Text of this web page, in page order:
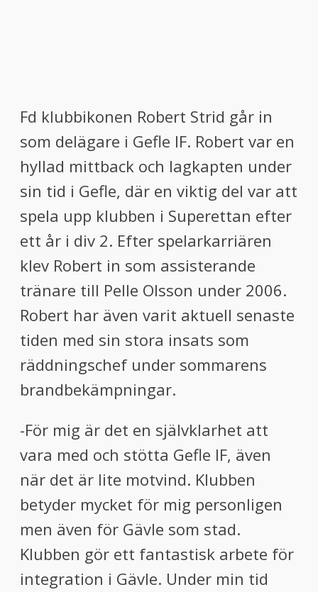
Fd klubbikonen Robert Strid går in
som delägare i Gefle IF. Robert var en
hyllad mittback och lagkapten under
sin tid i Gefle, där en viktig del var att
spela upp klubben i Superettan efter
ett år i div 2. Efter spelarkarriären
klev Robert in som assisterande
tränare till Pelle Olsson under 2006.
Robert har även varit aktuell senaste
tiden med sin stora insats som
räddningschef under sommarens
brandbekämpningar.
-För mig är det en självklarhet att
vara med och stötta Gefle IF, även
när det är lite motvind. Klubben
betyder mycket för mig personligen
men även för Gävle som stad.
Klubben gör ett fantastisk arbete för
integration i Gävle. Under min tid